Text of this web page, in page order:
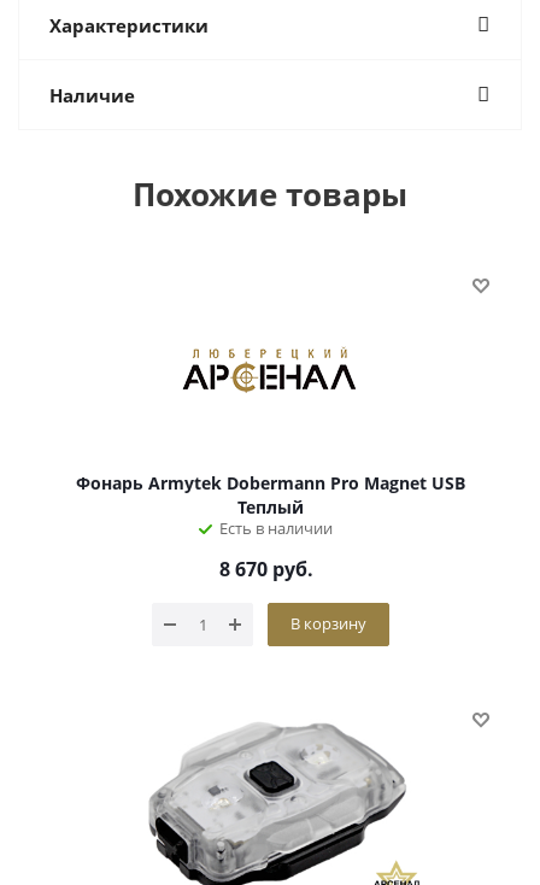
Характеристики
Наличие
Похожие товары
Фонарь Armytek Dobermann Pro Magnet USB
Теплый
Есть в наличии
8 670 руб.
В корзину